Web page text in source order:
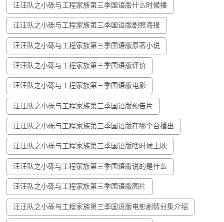
汪汪队之小砾与工程家族第三季国语版什么时候播
汪汪队之小砾与工程家族第三季国语版剧照海报
汪汪队之小砾与工程家族第三季国语版原著小说
汪汪队之小砾与工程家族第三季国语版评价
汪汪队之小砾与工程家族第三季国语版电影
汪汪队之小砾与工程家族第三季国语版预告片
汪汪队之小砾与工程家族第三季国语版在哪个台播出
汪汪队之小砾与工程家族第三季国语版啥时候上映
汪汪队之小砾与工程家族第三季国语版说的是什么
汪汪队之小砾与工程家族第三季国语版图片
汪汪队之小砾与工程家族第三季国语版电影剧情分集介绍